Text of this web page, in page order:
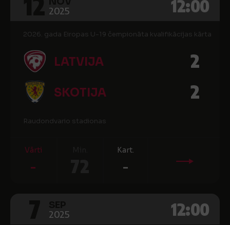
2025 12:00
2026. gada Eiropas U-19 čempionāta kvalifikācijas kārta
LATVIJA 2
SKOTIJA 2
Raudondvario stadionas
Vārti
-
Kart.
-
2025 12:00